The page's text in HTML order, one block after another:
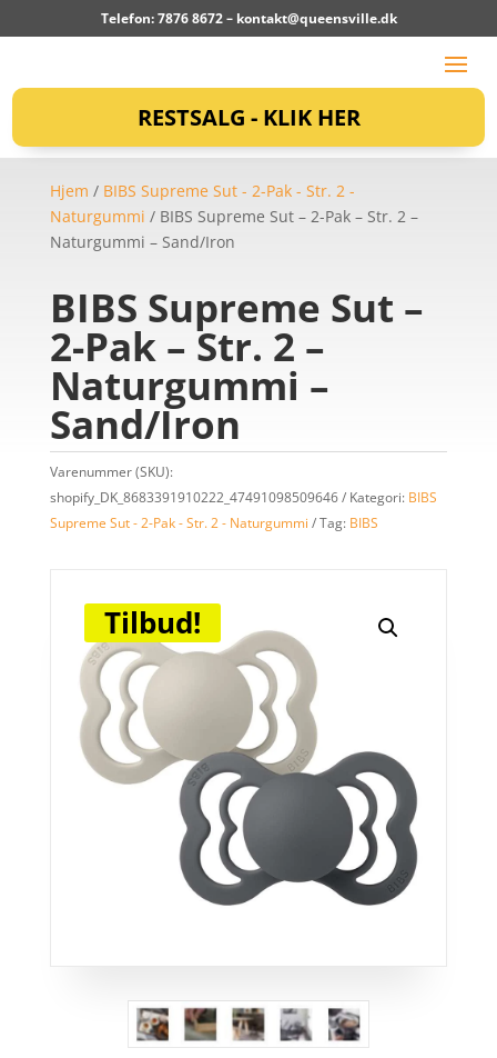
Telefon: 7876 8672 – kontakt@queensville.dk
RESTSALG - KLIK HER
Hjem / BIBS Supreme Sut - 2-Pak - Str. 2 -
Naturgummi / BIBS Supreme Sut – 2-Pak – Str. 2 –
Naturgummi – Sand/Iron
BIBS Supreme Sut –
2-Pak – Str. 2 –
Naturgummi –
Sand/Iron
Varenummer (SKU):
shopify_DK_8683391910222_47491098509646
Kategori: BIBS
Supreme Sut - 2-Pak - Str. 2 - Naturgummi
Tag: BIBS
Tilbud!